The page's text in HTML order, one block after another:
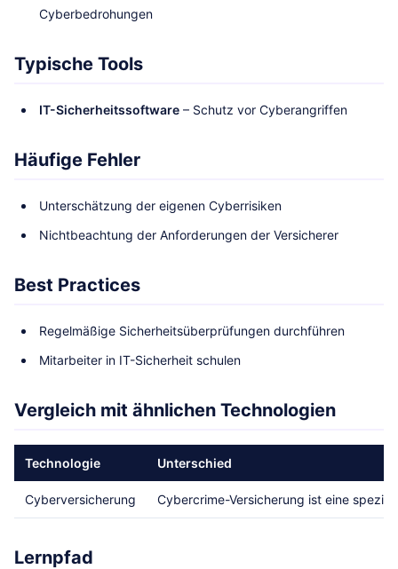
Cyberbedrohungen
Typische Tools
IT-Sicherheitssoftware – Schutz vor Cyberangriffen
Häufige Fehler
Unterschätzung der eigenen Cyberrisiken
Nichtbeachtung der Anforderungen der Versicherer
Best Practices
Regelmäßige Sicherheitsüberprüfungen durchführen
Mitarbeiter in IT-Sicherheit schulen
Vergleich mit ähnlichen Technologien
Technologie Unterschied
Cyberversicherung Cybercrime-Versicherung ist eine
Lernpfad